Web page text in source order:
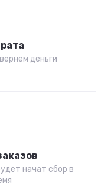
деньги
начат сбор в